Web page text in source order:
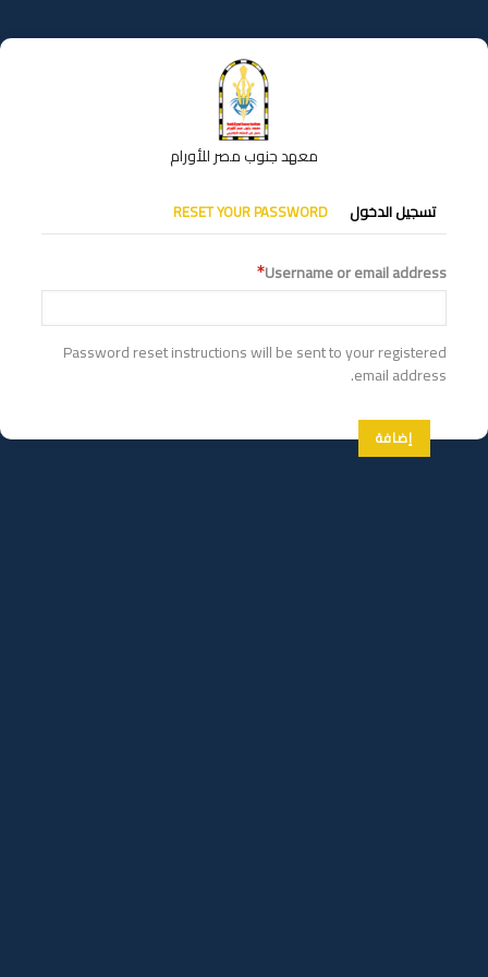
إلى
المحتوى
معهد جنوب مصر للأورام
التبويبات
الأساسية
تسجيل الدخول RESET YOUR PASSWORD
Username or email address
Password reset instructions will be sent to your registered
email address.